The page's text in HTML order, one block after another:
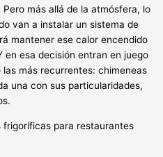
más allá de la atmósfera, lo
van a instalar un sistema de
mantener ese calor encendido
en esa decisión entran en juego
más recurrentes: chimeneas
una con sus particularidades,